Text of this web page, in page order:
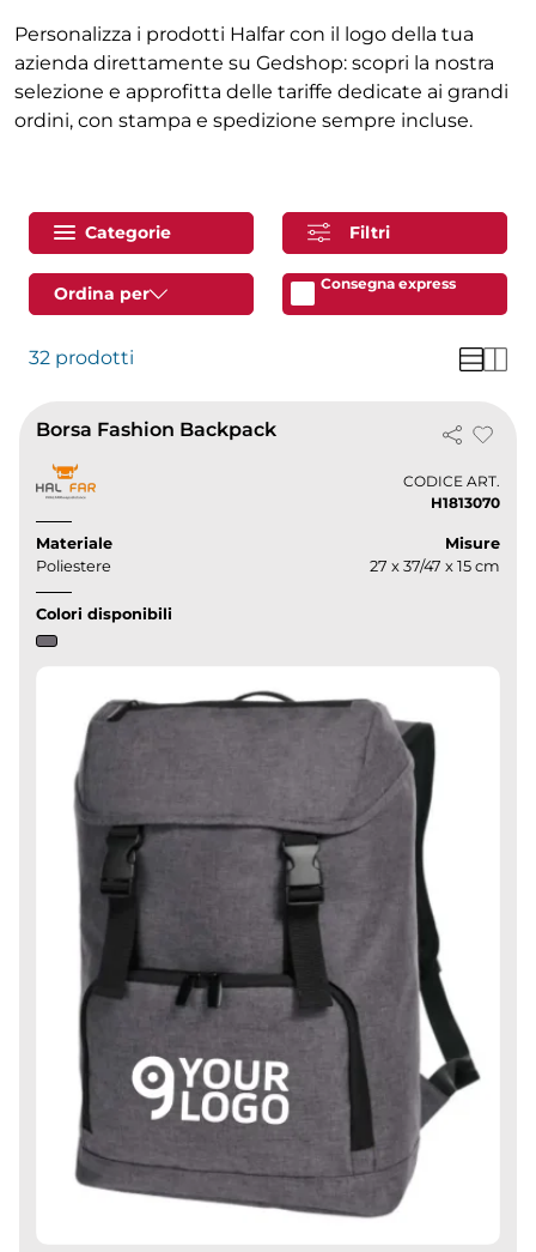
Personalizza i prodotti Halfar con il logo della tua
azienda direttamente su Gedshop: scopri la nostra
selezione e approfitta delle tariffe dedicate ai grandi
ordini, con stampa e spedizione sempre incluse.
Categorie Filtri
Ordina per Consegna express
32 prodotti
Borsa Fashion Backpack
CODICE ART.
H1813070
Materiale
Poliestere
Misure
27 x 37/47 x 15 cm
Colori disponibili